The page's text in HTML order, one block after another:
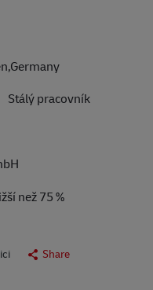
Stálý pracovník
než 75 %
Share